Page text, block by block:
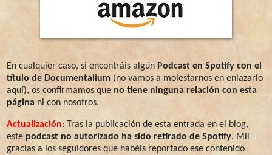
En cualquier caso, si encontráis algún Podcast en Spotify con el
título de Documentalium (no vamos a molestarnos en enlazarlo
aquí), os confirmamos que no tiene ninguna relación con esta
página ni con nosotros.
Actualización: Tras la publicación de esta entrada en el blog,
este podcast no autorizado ha sido retirado de Spotify. Mil
gracias a los seguidores que habéis reportado ese contenido